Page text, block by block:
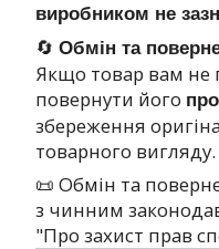
виробником не
🔄 Обмін та
Якщо товар вам не
повернути його
збереження
товарного вигляду.
📜 Обмін та
з чинним
"Про захист прав